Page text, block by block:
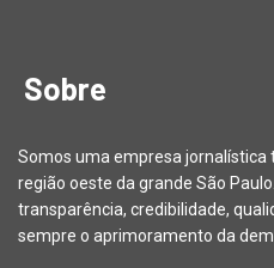
Sobre
Somos uma empresa
região oeste da grande São
transparência, credibilidade,
sempre o aprimoramento da